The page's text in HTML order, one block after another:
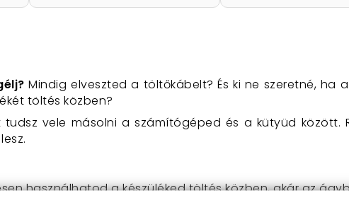
Mindig elveszted a töltőkábelt? És ki ne szeretné, ha
töltés közben?
vele másolni a számítógéped és a kütyüd között.
használhatod a készüléked töltés közben, akár az